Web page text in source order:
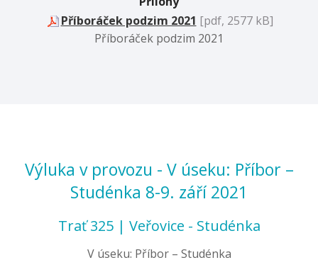
Příboráček podzim 2021 [pdf, 2577 kB]
Příboráček podzim 2021
Výluka v provozu - V úseku: Příbor –
Studénka 8-9. září 2021
Trať 325 | Veřovice - Studénka
V úseku: Příbor – Studénka